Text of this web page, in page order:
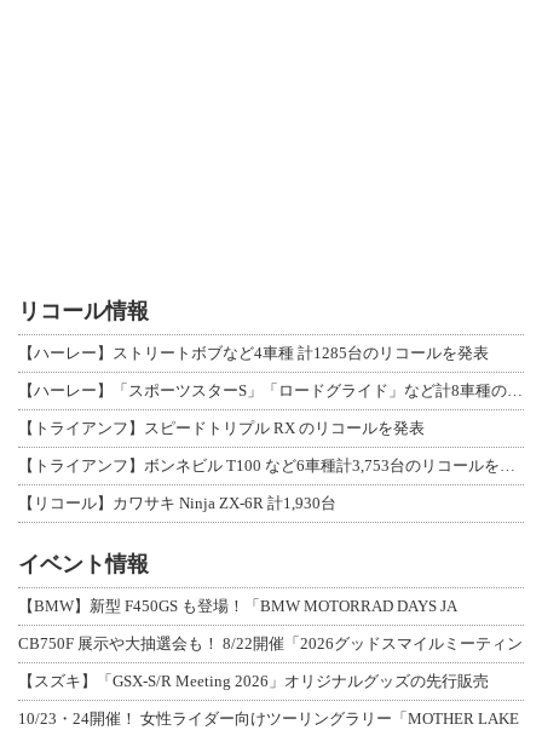
リコール情報
【ハーレー】ストリートボブなど4車種 計1285台のリコールを発表
【ハーレー】「スポーツスターS」「ロードグライド」など計8車種のリコールを発表
【トライアンフ】スピードトリプル RX のリコールを発表
【トライアンフ】ボンネビル T100 など6車種計3,753台のリコールを発表
【リコール】カワサキ Ninja ZX-6R 計1,930台
イベント情報
【BMW】新型 F450GS も登場！「BMW MOTORRAD DAYS JA
CB750F 展示や大抽選会も！ 8/22開催「2026グッドスマイルミーティン
【スズキ】「GSX-S/R Meeting 2026」オリジナルグッズの先行販売
10/23・24開催！ 女性ライダー向けツーリングラリー「MOTHER LAKE